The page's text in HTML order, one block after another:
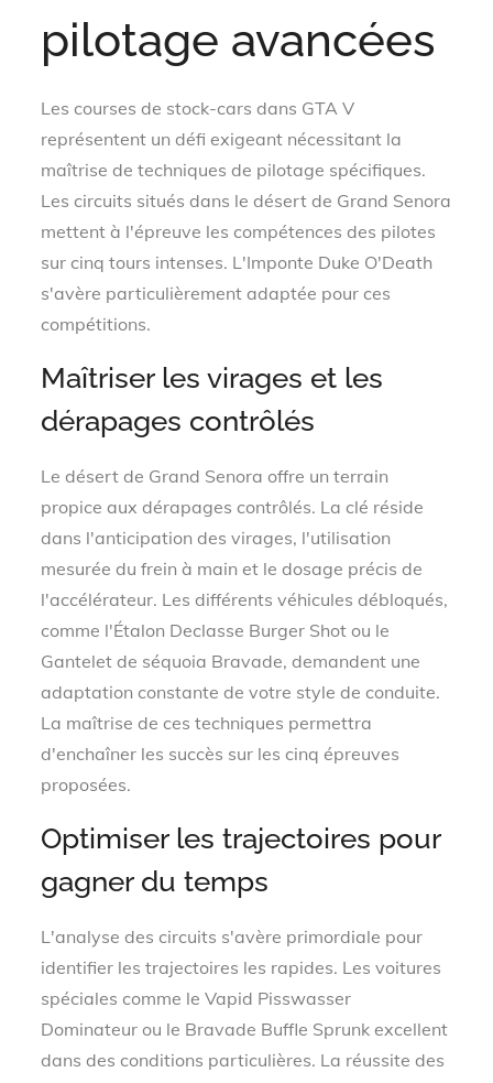
pilotage avancées
Les courses de stock-cars dans GTA V
représentent un défi exigeant nécessitant la
maîtrise de techniques de pilotage spécifiques.
Les circuits situés dans le désert de Grand Senora
mettent à l'épreuve les compétences des pilotes
sur cinq tours intenses. L'Imponte Duke O'Death
s'avère particulièrement adaptée pour ces
compétitions.
Maîtriser les virages et les
dérapages contrôlés
Le désert de Grand Senora offre un terrain
propice aux dérapages contrôlés. La clé réside
dans l'anticipation des virages, l'utilisation
mesurée du frein à main et le dosage précis de
l'accélérateur. Les différents véhicules débloqués,
comme l'Étalon Declasse Burger Shot ou le
Gantelet de séquoia Bravade, demandent une
adaptation constante de votre style de conduite.
La maîtrise de ces techniques permettra
d'enchaîner les succès sur les cinq épreuves
proposées.
Optimiser les trajectoires pour
gagner du temps
L'analyse des circuits s'avère primordiale pour
identifier les trajectoires les rapides. Les voitures
spéciales comme le Vapid Pisswasser
Dominateur ou le Bravade Buffle Sprunk excellent
dans des conditions particulières. La réussite des